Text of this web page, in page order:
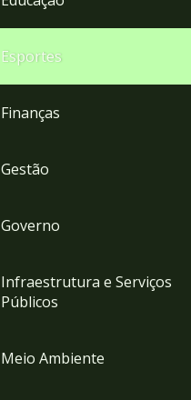
Esportes
Finanças
Gestão
Governo
Infraestrutura e Serviços
Públicos
Meio Ambiente